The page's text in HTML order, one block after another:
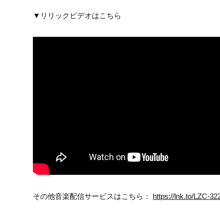
▼リリックビデオはこちら
その他音楽配信サービスはこちら： https://lnk.to/LZC-